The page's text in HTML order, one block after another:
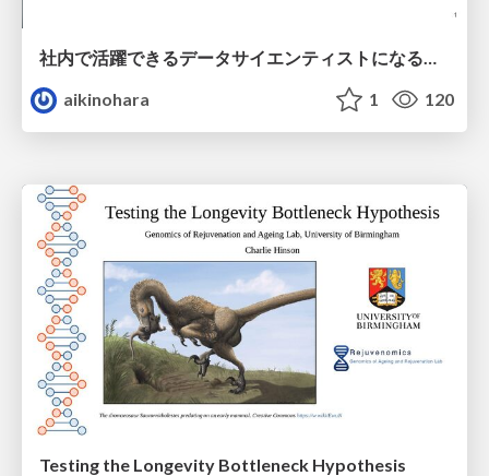
社内で活躍できるデータサイエンティストになるために
aikinohara
1 120
Testing the Longevity Bottleneck Hypothesis